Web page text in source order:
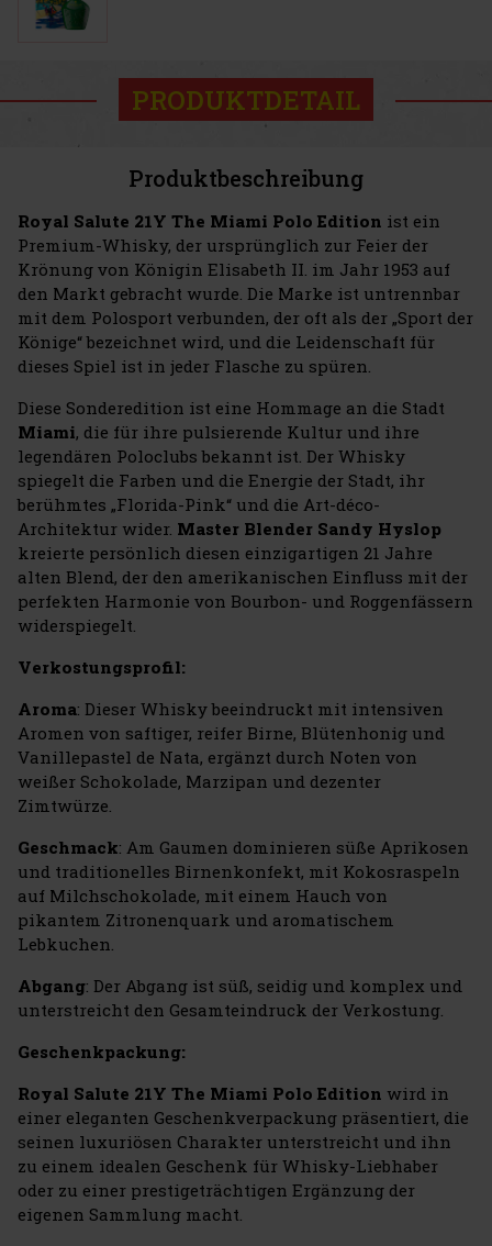
PRODUKTDETAIL
Produktbeschreibung
Royal Salute 21Y The Miami Polo Edition ist ein
Premium-Whisky, der ursprünglich zur Feier der
Krönung von Königin Elisabeth II. im Jahr 1953 auf
den Markt gebracht wurde. Die Marke ist untrennbar
mit dem Polosport verbunden, der oft als der „Sport der
Könige“ bezeichnet wird, und die Leidenschaft für
dieses Spiel ist in jeder Flasche zu spüren.
Diese Sonderedition ist eine Hommage an die Stadt
Miami, die für ihre pulsierende Kultur und ihre
legendären Poloclubs bekannt ist. Der Whisky
spiegelt die Farben und die Energie der Stadt, ihr
berühmtes „Florida-Pink“ und die Art-déco-
Architektur wider. Master Blender Sandy Hyslop
kreierte persönlich diesen einzigartigen 21 Jahre
alten Blend, der den amerikanischen Einfluss mit der
perfekten Harmonie von Bourbon- und Roggenfässern
widerspiegelt.
Verkostungsprofil:
Aroma: Dieser Whisky beeindruckt mit intensiven
Aromen von saftiger, reifer Birne, Blütenhonig und
Vanillepastel de Nata, ergänzt durch Noten von
weißer Schokolade, Marzipan und dezenter
Zimtwürze.
Geschmack: Am Gaumen dominieren süße Aprikosen
und traditionelles Birnenkonfekt, mit Kokosraspeln
auf Milchschokolade, mit einem Hauch von
pikantem Zitronenquark und aromatischem
Lebkuchen.
Abgang: Der Abgang ist süß, seidig und komplex und
unterstreicht den Gesamteindruck der Verkostung.
Geschenkpackung:
Royal Salute 21Y The Miami Polo Edition wird in
einer eleganten Geschenkverpackung präsentiert, die
seinen luxuriösen Charakter unterstreicht und ihn
zu einem idealen Geschenk für Whisky-Liebhaber
oder zu einer prestigeträchtigen Ergänzung der
eigenen Sammlung macht.